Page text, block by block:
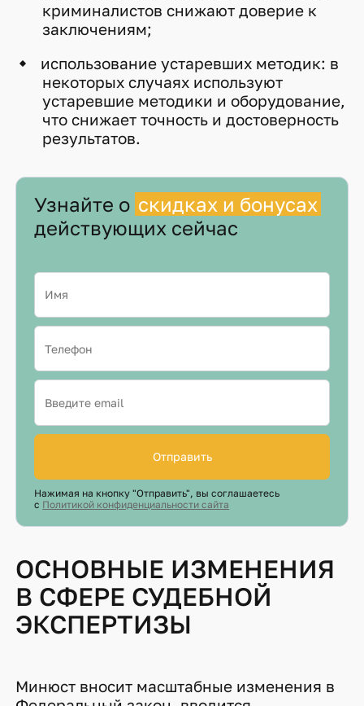
криминалистов снижают доверие к
заключениям;
использование устаревших методик: в
некоторых случаях используют
устаревшие методики и оборудование,
что снижает точность и достоверность
результатов.
Узнайте о скидках и бонусах
действующих сейчас
Отправить
Нажимая на кнопку "Отправить", вы соглашаетесь
с Политикой конфиденциальности сайта
ОСНОВНЫЕ ИЗМЕНЕНИЯ
В СФЕРЕ СУДЕБНОЙ
ЭКСПЕРТИЗЫ
Минюст вносит масштабные изменения в